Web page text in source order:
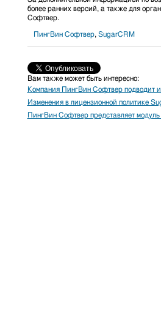
более ранних версий, а также для
Софтвер.
ПингВин Софтвер, SugarCRM
Вам также может быть интересно:
Компания ПингВин Софтвер подводит
Изменения в лицензионной политике
ПингВин Софтвер представляет